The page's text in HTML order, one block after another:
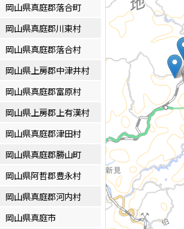
岡山県真庭郡落合町
岡山県真庭郡川東村
岡山県真庭郡落合村
岡山県上房郡中津井村
岡山県真庭郡富原村
岡山県上房郡上有漢村
岡山県真庭郡津田村
岡山県真庭郡勝山町
岡山県阿哲郡豊永村
岡山県真庭郡河内村
岡山県真庭市